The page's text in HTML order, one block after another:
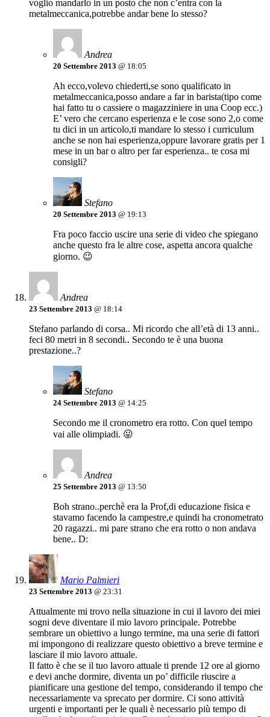
voglio mandarlo in un posto che non c’entra con la
metalmeccanica,potrebbe andar bene lo stesso?
Andrea
20 Settembre 2013 @ 18:05
Ah ecco,volevo chiederti,se sono qualificato in
metalmeccanica,posso andare a far in barista(tipo come
hai fatto tu o cassiere o magazziniere in una Coop ecc.)
E’ vero che cercano esperienza e le cose sono 2,o come
tu dici in un articolo,ti mandare lo stesso i curriculum
anche se non hai esperienza,oppure lavorare gratis per 1
mese in un bar o altro per far esperienza.. te cosa mi
consigli?
Stefano
20 Settembre 2013 @ 19:13
Fra poco faccio uscire una serie di video che spiegano
anche questo fra le altre cose, aspetta ancora qualche
giorno. 😉
Andrea
23 Settembre 2013 @ 18:14
Stefano parlando di corsa.. Mi ricordo che all’età di 13 anni..
feci 80 metri in 8 secondi.. Secondo te è una buona
prestazione..?
Stefano
24 Settembre 2013 @ 14:25
Secondo me il cronometro era rotto. Con quel tempo
vai alle olimpiadi. 😛
Andrea
25 Settembre 2013 @ 13:50
Boh strano..perchè era la Prof,di educazione fisica e
stavamo facendo la campestre,e quindi ha cronometrato
20 ragazzi.. mi pare strano che era rotto o non andava
bene.. D:
Mario Palmieri
23 Settembre 2013 @ 23:31
Attualmente mi trovo nella situazione in cui il lavoro dei miei
sogni deve diventare il mio lavoro principale. Potrebbe
sembrare un obiettivo a lungo termine, ma una serie di fattori
mi impongono di realizzare questo obiettivo a breve termine e
lasciare il mio lavoro attuale.
Il fatto è che se il tuo lavoro attuale ti prende 12 ore al giorno
e devi anche dormire, diventa un po’ difficile riuscire a
pianificare una gestione del tempo, considerando il tempo che
necessariamente va sprecato per dormire. Ci sono attività
urgenti e importanti per le quali è necessario più tempo di